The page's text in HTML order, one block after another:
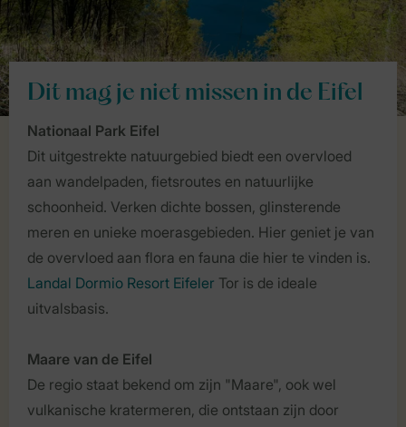
Dit mag je niet missen in de Eifel
Nationaal Park Eifel
Dit uitgestrekte natuurgebied biedt een overvloed
aan wandelpaden, fietsroutes en natuurlijke
schoonheid. Verken dichte bossen, glinsterende
meren en unieke moerasgebieden. Hier geniet je van
de overvloed aan flora en fauna die hier te vinden is.
Landal Dormio Resort Eifeler Tor is de ideale
uitvalsbasis.
Maare van de Eifel
De regio staat bekend om zijn "Maare", ook wel
vulkanische kratermeren, die ontstaan zijn door